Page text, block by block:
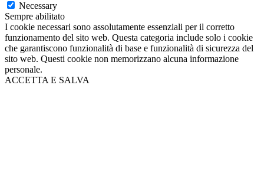
Necessary
Sempre abilitato
I cookie necessari sono assolutamente essenziali per il corretto
funzionamento del sito web. Questa categoria include solo i cookie
che garantiscono funzionalità di base e funzionalità di sicurezza del
sito web. Questi cookie non memorizzano alcuna informazione
personale.
ACCETTA E SALVA